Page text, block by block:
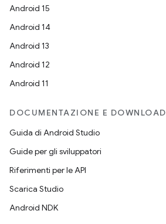
Android 15
Android 14
Android 13
Android 12
Android 11
DOCUMENTAZIONE E DOWNLOAD
Guida di Android Studio
Guide per gli sviluppatori
Riferimenti per le API
Scarica Studio
Android NDK